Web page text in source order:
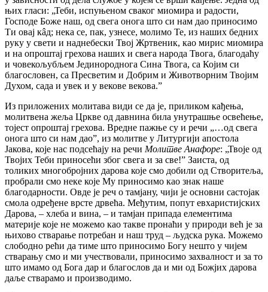
њих гласи: „Теби, испуњеном сваког миомира и радости,
Господе Боже наш, од свега онога што си нам дао приносимо
Ти овај кâд; нека се, пак, узнесе, молимо Те, из наших бедних
руку у свети и наднебески Твој Жртвеник, као мирис миомира
и на опроштај грехова наших и свега народа Твога, благодаћу
и човекољубљем Јединороднога Сина Твога, са Којим си
благословен, са Пресветим и Добрим и Животворним Твојим
Духом, сада и увек и у векове векова.ˮ
Из приложених молитава види се да је, приликом кађења,
молитвена жеља Цркве од давнина била унутрашње освећење,
тојест опроштај грехова. Вредне пажње су и речи „…од свега
онога што си нам даоˮ, из молитве у Литургији апостола
Јакова, које нас подсећају на речи Молитве Анафоре: „Твоје од
Твојих Теби приносећи због свега и за све!ˮ Заиста, од
толиких многобројних дарова које смо добили од Створитеља,
пробрали смо неке које Му приносимо као знак наше
благодарности. Овде је реч о тамјану, чији је основни састојак
смола одређене врсте дрвећа. Међутим, попут евхаристијских
Дарова, – хлеба и вина, – и тамјан припада елементима
материје које не можемо као такве пронаћи у природи већ је за
њихово стварање потребан и наш труд – људска рука. Можемо
слободно рећи да тиме што приносимо Богу нешто у чијем
стварању смо и ми учествовали, приносимо захвалност и за то
што имамо од Бога дар и благослов да и ми од Божјих дарова
даље стварамо и производимо.